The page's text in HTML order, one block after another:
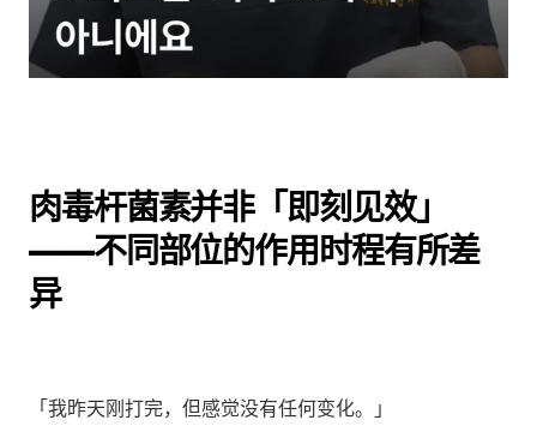
肉毒杆菌素并非「即刻见效」
——不同部位的作用时程有所差
异
「我昨天刚打完，但感觉没有任何变化。」